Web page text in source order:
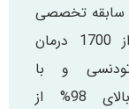
سال سابقه تخصصی
و بیش از 1700 درمان
و با
رضایت بالای 98% از